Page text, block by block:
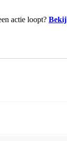
actie loopt?